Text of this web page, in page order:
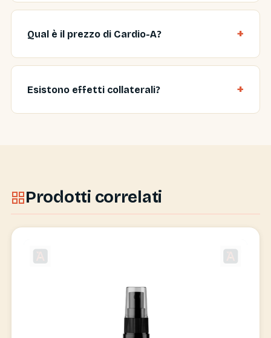
Qual è il prezzo di Cardio-A?
Esistono effetti collaterali?
Prodotti correlati